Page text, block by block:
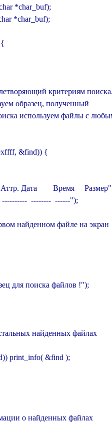
*char_buf);
*char_buf);
{
критериям
образец, полученный
используем файлы с
&find)) {
Аттр. Дата        Время     Размер"
----------  --------  ------");
найденном файле на экран
для поиска файлов !");
найденных файлах
print_info( &find );
о найденных файлах